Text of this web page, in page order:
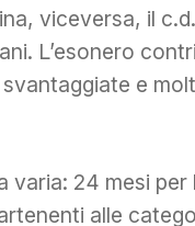
viceversa, il c.d.
L’esonero
e
varia: 24 mesi
alle